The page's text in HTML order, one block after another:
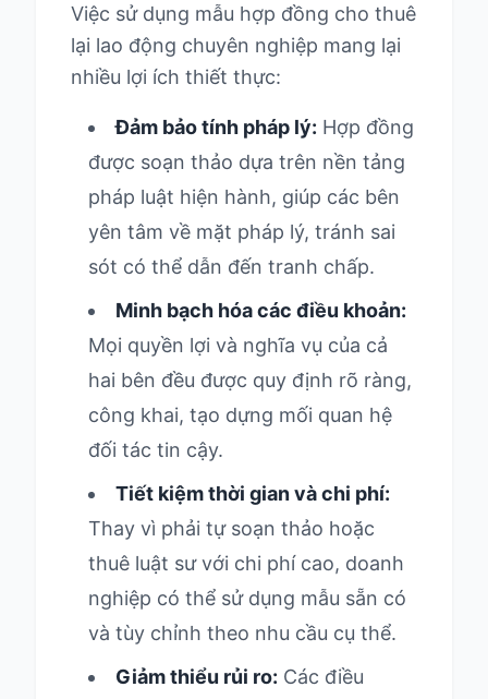
Việc sử dụng mẫu hợp đồng cho thuê
lại lao động chuyên nghiệp mang lại
nhiều lợi ích thiết thực:
Đảm bảo tính pháp lý: Hợp đồng
được soạn thảo dựa trên nền tảng
pháp luật hiện hành, giúp các bên
yên tâm về mặt pháp lý, tránh sai
sót có thể dẫn đến tranh chấp.
Minh bạch hóa các điều khoản:
Mọi quyền lợi và nghĩa vụ của cả
hai bên đều được quy định rõ ràng,
công khai, tạo dựng mối quan hệ
đối tác tin cậy.
Tiết kiệm thời gian và chi phí:
Thay vì phải tự soạn thảo hoặc
thuê luật sư với chi phí cao, doanh
nghiệp có thể sử dụng mẫu sẵn có
và tùy chỉnh theo nhu cầu cụ thể.
Giảm thiểu rủi ro: Các điều